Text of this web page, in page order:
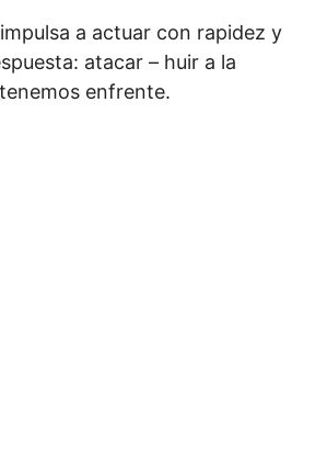
a actuar con rapidez y
atacar – huir a la
enfrente.